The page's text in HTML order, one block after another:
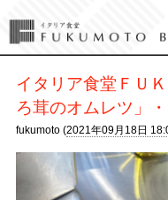
イタリア食堂ＦＵ
ろ茸のオムレツ」・
fukumoto (2021年09月18日